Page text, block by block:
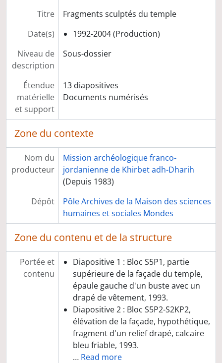
Syrie du sud
Communications à des congrès, colloques et séminaires
Préparation de publications
Expositions
Carrière
Titre
Fragments sculptés du temple
Date(s)
1992-2004 (Production)
Niveau de
description
Sous-dossier
Étendue
matérielle
et support
13 diapositives
Documents numérisés
Zone du contexte
Nom du
producteur
Mission archéologique franco-
jordanienne de Khirbet adh-Dharih
(Depuis 1983)
Dépôt
Pôle Archives de la Maison des sciences
humaines et sociales Mondes
Zone du contenu et de la structure
Portée et
contenu
Diapositive 1 : Bloc S5P1, partie
supérieure de la façade du temple,
épaule gauche d'un buste avec un
drapé de vêtement, 1993.
Diapositive 2 : Bloc S5P2-S2KP2,
élévation de la façade, hypothétique,
fragment d'un relief drapé, calcaire
bleu friable, 1993.
… Read more